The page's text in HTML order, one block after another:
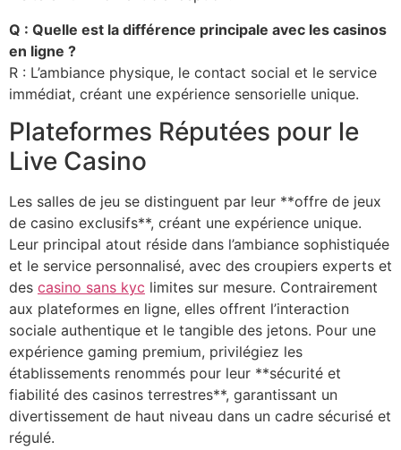
Q : Quelle est la différence principale avec les casinos
en ligne ?
R : L’ambiance physique, le contact social et le service
immédiat, créant une expérience sensorielle unique.
Plateformes Réputées pour le
Live Casino
Les salles de jeu se distinguent par leur **offre de jeux
de casino exclusifs**, créant une expérience unique.
Leur principal atout réside dans l’ambiance sophistiquée
et le service personnalisé, avec des croupiers experts et
des casino sans kyc limites sur mesure. Contrairement
aux plateformes en ligne, elles offrent l’interaction
sociale authentique et le tangible des jetons. Pour une
expérience gaming premium, privilégiez les
établissements renommés pour leur **sécurité et
fiabilité des casinos terrestres**, garantissant un
divertissement de haut niveau dans un cadre sécurisé et
régulé.